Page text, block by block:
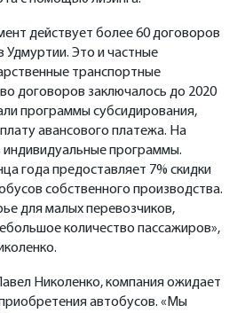
действует более 60 договоров
Удмуртии. Это и частные
транспортные
договоров заключалось до 2020
программы субсидирования,
авансового платежа. На
программы.
года предоставляет 7% скидки
собственного производства.
для малых перевозчиков,
количество пассажиров»,
Николенко, компания ожидает
автобусов. «Мы